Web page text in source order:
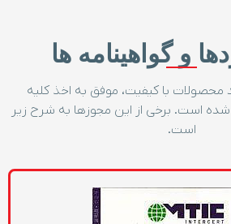
و گواهینامه ها
محصولات با کیفیت، موفق به اخذ کلیه
است. برخی از این مجوزها به شرح زیر
است.